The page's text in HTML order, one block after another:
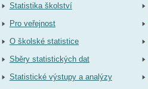
Statistika školství
Pro veřejnost
O školské statistice
Sběry statistických dat
Statistické výstupy a analýzy